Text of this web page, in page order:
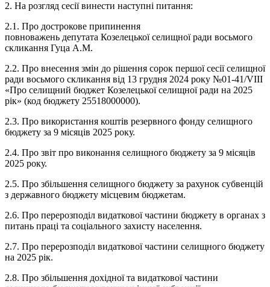
2. На розгляд сесії винести наступні питання:
2.1. Про дострокове припинення
повноважень депутата Козелецької селищної ради восьмого
скликання Гуца А.М.
2.2. Про внесення змін до рішення сорок першої сесії селищної
ради восьмого скликання від 13 грудня 2024 року №01-41/VIII
«Про селищний бюджет Козелецької селищної ради на 2025
рік» (код бюджету 25518000000).
2.3. Про використання коштів резервного фонду селищного
бюджету за 9 місяців 2025 року.
2.4. Про звіт про виконання селищного бюджету за 9 місяців
2025 року.
2.5. Про збільшення селищного бюджету за рахунок субвенцій
з державного бюджету місцевим бюджетам.
2.6. Про перерозподіл видаткової частини бюджету в органах з
питань праці та соціального захисту населення.
2.7. Про перерозподіл видаткової частини селищного бюджету
на 2025 рік.
2.8. Про збільшення дохідної та видаткової частини